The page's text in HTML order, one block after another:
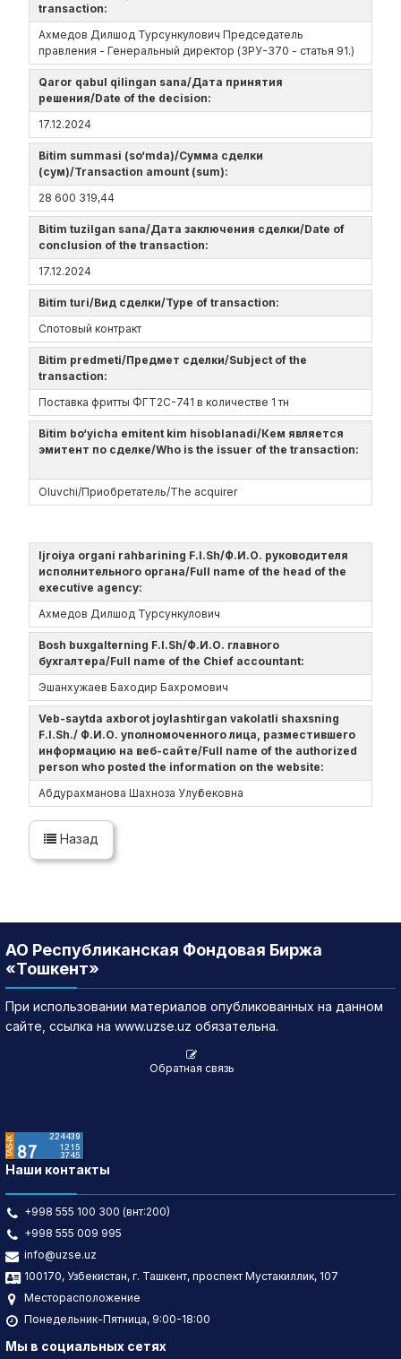
transaction:
Ахмедов Дилшод Турсункулович Председатель
правления - Генеральный директор (ЗРУ-370 - статья 91.)
Qaror qabul qilingan sana/Дата принятия
решения/Date of the decision:
17.12.2024
Bitim summasi (so‘mda)/Сумма сделки
(сум)/Transaction amount (sum):
28 600 319,44
Bitim tuzilgan sana/Дата заключения сделки/Date of
conclusion of the transaction:
17.12.2024
Bitim turi/Вид сделки/Type of transaction:
Спотовый контракт
Bitim predmeti/Предмет сделки/Subject of the
transaction:
Поставка фритты ФГТ2С-741 в количестве 1 тн
Bitim bo‘yicha emitent kim hisoblanadi/Кем является
эмитент по сделке/Who is the issuer of the transaction:
Oluvchi/Приобретатель/The acquirer
Ijroiya organi rahbarining F.I.Sh/Ф.И.О. руководителя
исполнительного органа/Full name of the head of the
executive agency:
Ахмедов Дилшод Турсункулович
Bosh buxgalterning F.I.Sh/Ф.И.О. главного
бухгалтера/Full name of the Chief accountant:
Эшанхужаев Баходир Бахромович
Veb-saytda axborot joylashtirgan vakolatli shaxsning
F.I.Sh./ Ф.И.О. уполномоченного лица, разместившего
информацию на веб-сайте/Full name of the authorized
person who posted the information on the website:
Абдурахманова Шахноза Улуғбековна
Назад
АО Республиканская Фондовая Биржа
«Тошкент»
При использовании материалов опубликованных на данном
сайте, ссылка на www.uzse.uz обязательна.
Обратная связь
Наши контакты
+998 555 100 300 (внт:200)
+998 555 009 995
info@uzse.uz
100170, Узбекистан, г. Ташкент, проспект Мустакиллик, 107
Месторасположение
Понедельник-Пятница, 9:00-18:00
Мы в социальных сетях